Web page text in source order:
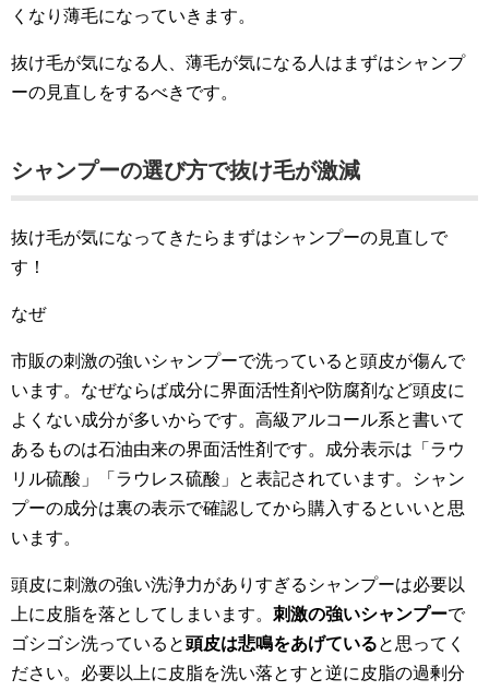
くなり薄毛になっていきます。
抜け毛が気になる人、薄毛が気になる人はまずはシャンプ
ーの見直しをするべきです。
シャンプーの選び方で抜け毛が激減
抜け毛が気になってきたらまずはシャンプーの見直しで
す！
なぜ
市販の刺激の強いシャンプーで洗っていると頭皮が傷んで
います。なぜならば成分に界面活性剤や防腐剤など頭皮に
よくない成分が多いからです。高級アルコール系と書いて
あるものは石油由来の界面活性剤です。成分表示は「ラウ
リル硫酸」「ラウレス硫酸」と表記されています。シャン
プーの成分は裏の表示で確認してから購入するといいと思
います。
頭皮に刺激の強い洗浄力がありすぎるシャンプーは必要以
上に皮脂を落としてしまいます。 刺激の強いシャンプーで
ゴシゴシ洗っていると頭皮は悲鳴をあげていると思ってく
ださい。必要以上に皮脂を洗い落とすと逆に皮脂の過剰分